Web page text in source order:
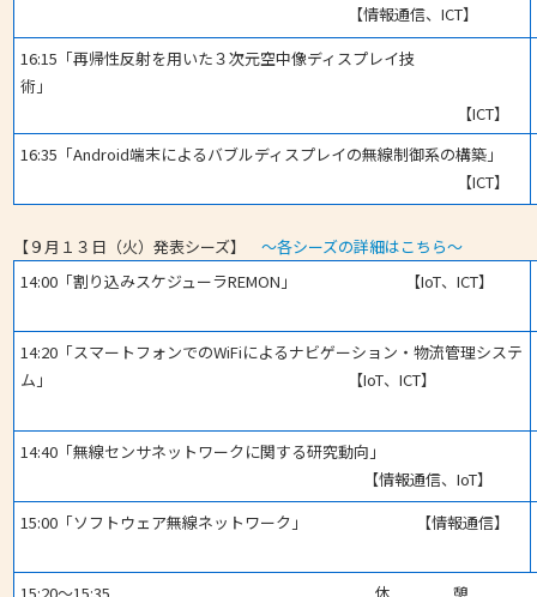
【情報通信、ICT】
16:15「再帰性反射を用いた３次元空中像ディスプレイ技
術」
【ICT】
16:35「Android端末によるバブルディスプレイの無線制御系の構築」
【ICT】
【９月１３日（火）発表シーズ】～各シーズの詳細はこちら～
14:00「割り込みスケジューラREMON」 【IoT、ICT】
14:20「スマートフォンでのWiFiによるナビゲーション・物流管理システ
ム」 【IoT、ICT】
14:40「無線センサネットワークに関する研究動向」
【情報通信、IoT】
15:00「ソフトウェア無線ネットワーク」 【情報通信】
15:20～15:35 休 憩